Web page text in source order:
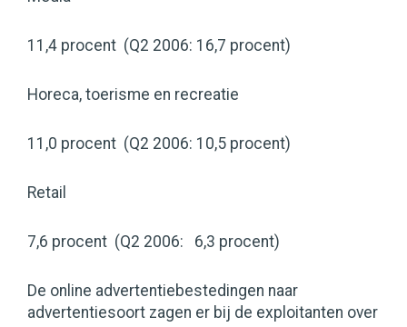
11,4 procent (Q2 2006: 16,7 procent)
Horeca, toerisme en recreatie
11,0 procent (Q2 2006: 10,5 procent)
Retail
7,6 procent (Q2 2006: 6,3 procent)
De online advertentiebestedingen naar
advertentiesoort zagen er bij de exploitanten over